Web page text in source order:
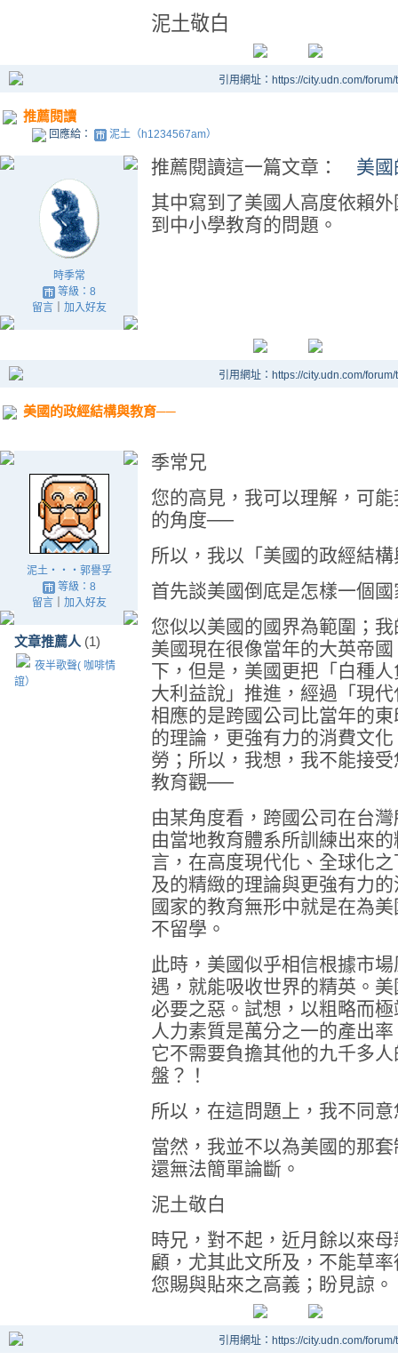
泥土敬白
引用網址：https://city.udn.com/
推薦閱讀
回應給： 泥土（h1234567am）
時季常
等級：8
留言｜ 加入好友
推薦閱讀這一篇文章： 美
其中寫到了美國人高度依賴
到中小學教育的問題。
引用網址：https://city.udn.com/
美國的政經結構與教育──
泥土‧‧‧郭譽孚
等級：8
留言｜ 加入好友
文章推薦人 (1)
夜半歌聲( 咖啡情
誼）
季常兄
您的高見，我可以理解，可
的角度──
所以，我以「美國的政經結
首先談美國倒底是怎樣一個國
您似以美國的國界為範圍；
美國現在很像當年的大英帝
下，但是，美國更把「白種
大利益說」推進，經過「現
相應的是跨國公司比當年的
的理論，更強有力的消費文
勞；所以，我想，我不能接
教育觀──
由某角度看，跨國公司在台
由當地教育體系所訓練出來
言，在高度現代化、全球化
及的精緻的理論與更強有力
國家的教育無形中就是在為
不留學。
此時，美國似乎相信根據市
遇，就能吸收世界的精英。
必要之惡。試想，以粗略而
人力素質是萬分之一的產出
它不需要負擔其他的九千多
盤？！
所以，在這問題上，我不同
當然，我並不以為美國的那
還無法簡單論斷。
泥土敬白
時兄，對不起，近月餘以來
顧，尤其此文所及，不能草
您賜與貼來之高義；盼見諒。
引用網址：https://city.udn.com/